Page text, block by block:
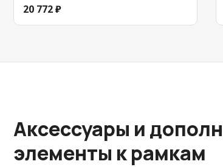
20 772 ₽
Аксессуары и
элементы к рамкам